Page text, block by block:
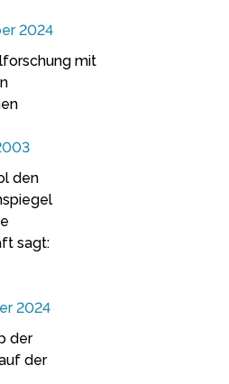
2024
mit
den
sagt:
2024
der
der